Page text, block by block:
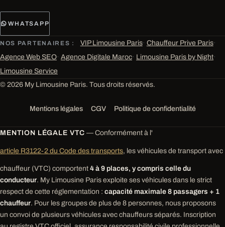
WHATSAPP
NOS PARTENAIRES : VIP Limousine Paris· Chauffeur Prive Paris·
Agence Web SEO· Agence Digitale Maroc· Limousine Paris by Night·
Limousine Service
© 2026 My Limousine Paris. Tous droits réservés.
Mentions légales CGV Politique de confidentialité
MENTION LÉGALE VTC — Conformément à l'
article R3122-2 du Code des transports, les véhicules de transport avec
chauffeur (VTC) comportent 4 à 9 places, y compris celle du
conducteur. My Limousine Paris exploite ses véhicules dans le strict
respect de cette réglementation : capacité maximale 8 passagers + 1
chauffeur. Pour les groupes de plus de 8 personnes, nous proposons
un convoi de plusieurs véhicules avec chauffeurs séparés. Inscription